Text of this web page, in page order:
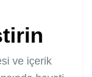
ve içerik